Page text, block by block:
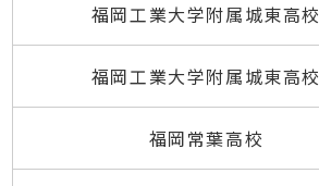
福岡工業大学附属城東高校
福岡工業大学附属城東高校
福岡常葉高校